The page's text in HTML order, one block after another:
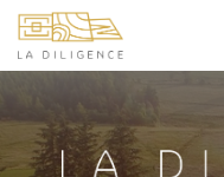
Aller
contenu